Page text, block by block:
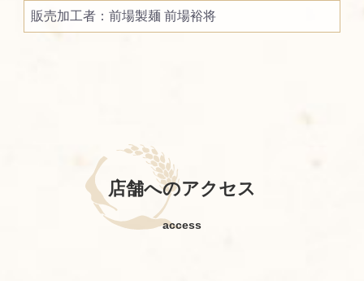
お買い物を続ける
販売加工者：前場製麺 前場裕将
店舗へのアクセス
access